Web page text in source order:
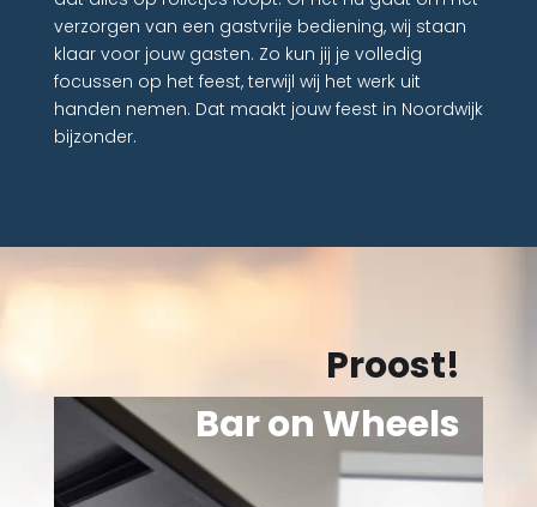
verzorgen van een gastvrije bediening, wij staan
klaar voor jouw gasten. Zo kun jij je volledig
focussen op het feest, terwijl wij het werk uit
handen nemen. Dat maakt jouw feest in Noordwijk
bijzonder.
Proost!
Bar on Wheels